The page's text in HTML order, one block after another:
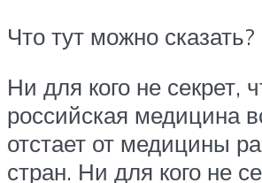
Что тут можно сказать?
Ни для кого не секрет,
российская медицина
отстает от медицины
стран. Ни для кого не